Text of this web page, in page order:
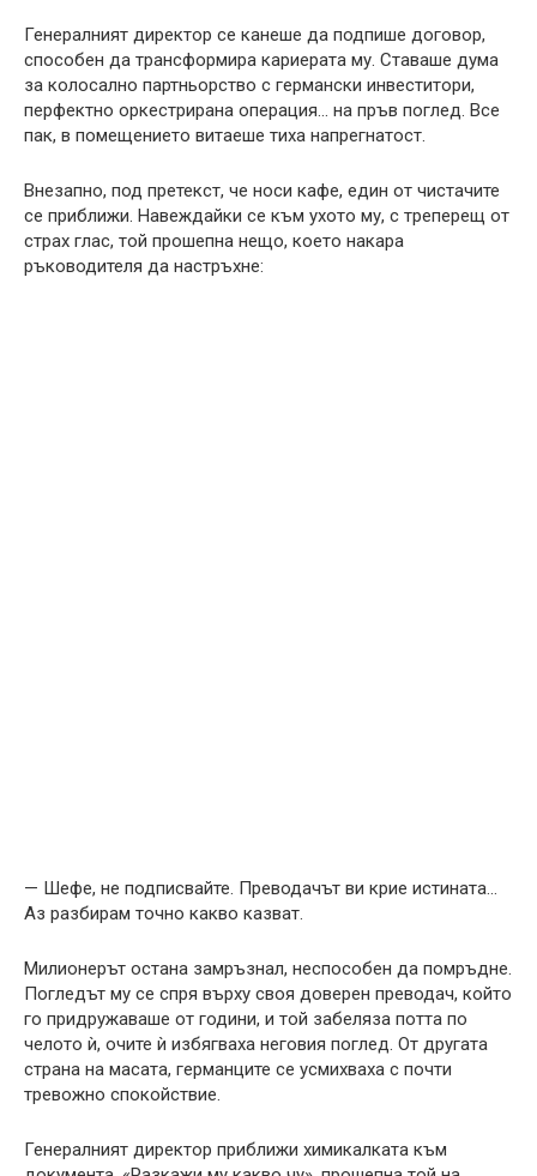
Генералният директор се канеше да подпише договор,
способен да трансформира кариерата му. Ставаше дума
за колосално партньорство с германски инвеститори,
перфектно оркестрирана операция… на пръв поглед. Все
пак, в помещението витаеше тиха напрегнатост.
Внезапно, под претекст, че носи кафе, един от чистачите
се приближи. Навеждайки се към ухото му, с треперещ от
страх глас, той прошепна нещо, което накара
ръководителя да настръхне:
— Шефе, не подписвайте. Преводачът ви крие истината…
Аз разбирам точно какво казват.
Милионерът остана замръзнал, неспособен да помръдне.
Погледът му се спря върху своя доверен преводач, който
го придружаваше от години, и той забеляза потта по
челото ѝ, очите ѝ избягваха неговия поглед. От другата
страна на масата, германците се усмихваха с почти
тревожно спокойствие.
Генералният директор приближи химикалката към